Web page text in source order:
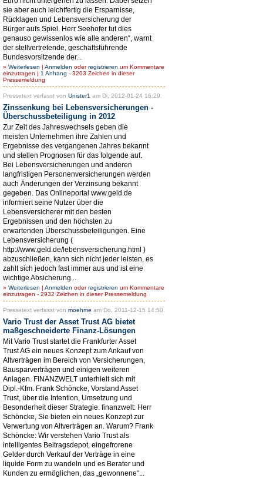
sie aber auch leichtfertig die Ersparnisse,
Rücklagen und Lebensversicherung der
Bürger aufs Spiel. Herr Seehofer tut dies
genauso gewissenlos wie alle anderen“, warnt
der stellvertretende, geschäftsführende
Bundesvorsitzende der...
» Weiterlesen | Anmelden oderregistrieren um Kommentare
einzutragen | 1 Anhang - 3203 Zeichen in dieser
Pressemeldung
Pressetext verfasst von Unister1 am Di, 2012-01-24 16:29.
Zinssenkung bei Lebensversicherungen -
Überschussbeteiligung in 2012
Zur Zeit des Jahreswechsels geben die
meisten Unternehmen ihre Zahlen und
Ergebnisse des vergangenen Jahres bekannt
und stellen Prognosen für das folgende auf.
Bei Lebensversicherungen und anderen
langfristigen Personenversicherungen werden
auch Änderungen der Verzinsung bekannt
gegeben. Das Onlineportal www.geld.de
informiert seine Nutzer über die
Lebensversicherer mit den besten
Ergebnissen und den höchsten zu
erwartenden Überschussbeteiligungen. Eine
Lebensversicherung (
http://www.geld.de/lebensversicherung.html )
abzuschließen, kann sich nicht jeder leisten, es
zahlt sich jedoch fast immer aus und ist eine
wichtige Absicherung...
» Weiterlesen | Anmelden oderregistrieren um Kommentare
einzutragen - 2932 Zeichen in dieser Pressemeldung
Pressetext verfasst von moehme am Do, 2011-12-15 14:50.
Vario Trust der Asset Trust AG bietet
maßgeschneiderte Finanz-Lösungen
Mit Vario Trust startet die Frankfurter Asset
Trust AG ein neues Konzept zum Ankauf von
Altverträgen im Bereich von Versicherungen,
Bausparverträgen und einigen weiteren
Anlagen. FINANZWELT unterhielt sich mit
Dipl.-Kfm. Frank Schöncke, Vorstand Asset
Trust, über die Intention, Umsetzung und
Besonderheit dieser Strategie. finanzwelt: Herr
Schöncke, Sie bieten ein neues Konzept zur
Verwertung von Altverträgen an. Warum? Frank
Schöncke: Wir verstehen Vario Trust als
intelligentes Beitragsdepot, eingefrorene
Gelder durch Verkauf der Verträge in eine
liquide Form zu wandeln und es Berater und
Kunden zu ermöglichen, das „gewonnene“...